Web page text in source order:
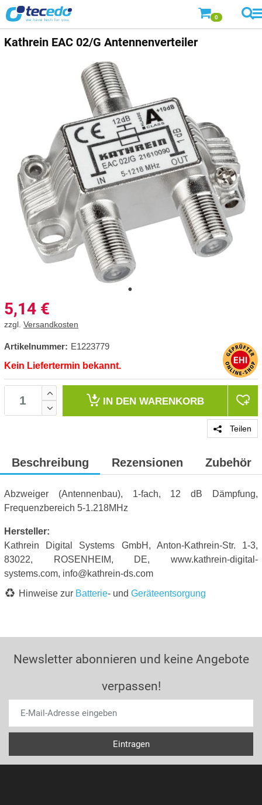
0
Kathrein EAC 02/G Antennenverteiler
5,14 €
zzgl. Versandkosten
Artikelnummer: E1223779
Kein Liefertermin bekannt.
IN DEN WARENKORB
Teilen
Beschreibung Rezensionen Zubehör
Abzweiger (Antennenbau), 1-fach, 12 dB Dämpfung,
Frequenzbereich 5-1.218MHz
Hersteller:
Kathrein Digital Systems GmbH, Anton-Kathrein-Str. 1-3,
83022, ROSENHEIM, DE, www.kathrein-digital-
systems.com, info@kathrein-ds.com
Hinweise zur Batterie- und Geräteentsorgung
Newsletter abonnieren und keine Angebote
verpassen!